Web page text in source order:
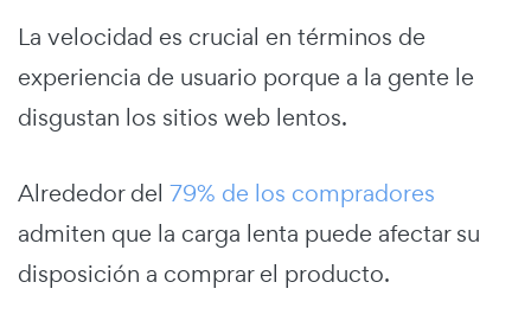
La velocidad es crucial en términos de
experiencia de usuario porque a la gente le
disgustan los sitios web lentos.
Alrededor del 79% de los compradores
admiten que la carga lenta puede afectar su
disposición a comprar el producto.